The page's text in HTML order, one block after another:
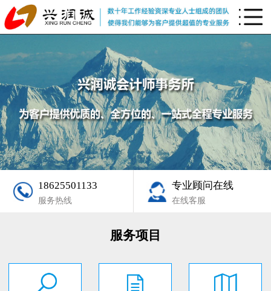
18625501133
服务热线
专业顾问在线
在线客服
服务项目